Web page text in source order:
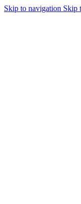
Skip to navigation Skip